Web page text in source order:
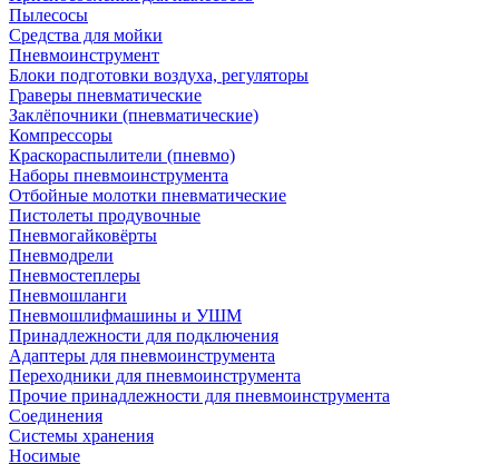
Пылесосы
Средства для мойки
Пневмоинструмент
Блоки подготовки воздуха, регуляторы
Граверы пневматические
Заклёпочники (пневматические)
Компрессоры
Краскораспылители (пневмо)
Наборы пневмоинструмента
Отбойные молотки пневматические
Пистолеты продувочные
Пневмогайковёрты
Пневмодрели
Пневмостеплеры
Пневмошланги
Пневмошлифмашины и УШМ
Принадлежности для подключения
Адаптеры для пневмоинструмента
Переходники для пневмоинструмента
Прочие принадлежности для пневмоинструмента
Соединения
Системы хранения
Носимые